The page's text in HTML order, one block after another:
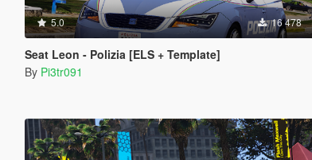
5.0 16 478
Seat Leon - Polizia [ELS + Template]
By Pi3tr091